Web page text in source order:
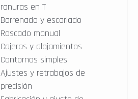
ranuras en T
Barrenado y escariado
Roscado manual
Cajeras y alojamientos
Contornos simples
Ajustes y retrabajos de
precisión